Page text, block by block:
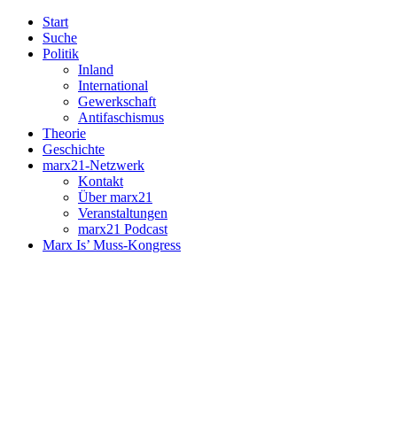
Start
Suche
Politik
Inland
International
Gewerkschaft
Antifaschismus
Theorie
Geschichte
marx21-Netzwerk
Kontakt
Über marx21
Veranstaltungen
marx21 Podcast
Marx Is’ Muss-Kongress